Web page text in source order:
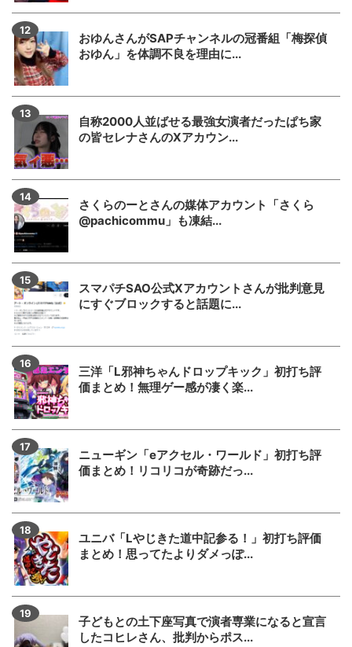
おゆんさんがSAPチャンネルの冠番組「梅探偵
おゆん」を体調不良を理由に...
自称2000人並ばせる最強女演者だったぱち家
の皆セレナさんのXアカウン...
さくらのーとさんの媒体アカウント「さくら
@pachicommu」も凍結...
スマパチSAO公式Xアカウントさんが批判意見
にすぐブロックすると話題に...
三洋「L邪神ちゃんドロップキック」初打ち評
価まとめ！無理ゲー感が凄く楽...
ニューギン「eアクセル・ワールド」初打ち評
価まとめ！リコリコが奇跡だっ...
ユニバ「Lやじきた道中記参る！」初打ち評価
まとめ！思ってたよりダメっぽ...
子どもとの土下座写真で演者専業になると宣言
したコヒレさん、批判からポス...